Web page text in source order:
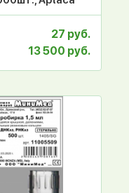
27 руб.
13 500 руб.